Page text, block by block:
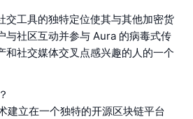
交工具的独特定位使其与其他加密货
与社区互动并参与 Aura 的病毒式传
和社交媒体交叉点感兴趣的人的一个
建立在一个独特的开源区块链平台